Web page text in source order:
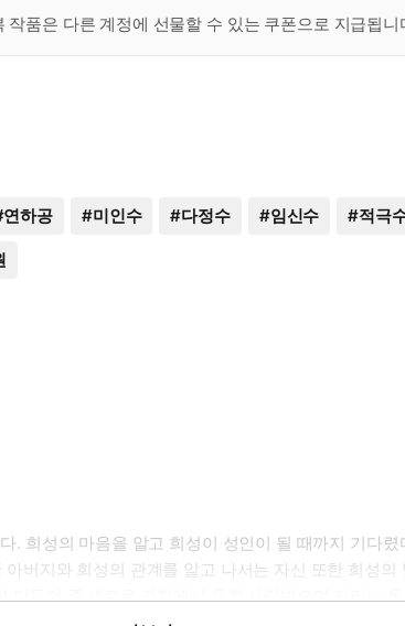
품은 다른 계정에 선물할 수 있는 쿠폰으로 지급됩니
연하공 #미인수 #다정수 #임신수 #적극
희성의 마음을 알고 희성이 성인이 될 때까지 기다
버지와 희성의 관계를 알고 나서는 자신 또한 희성의
들어 준 새로운 가정에서 듬뿍 사랑받으며 자라는